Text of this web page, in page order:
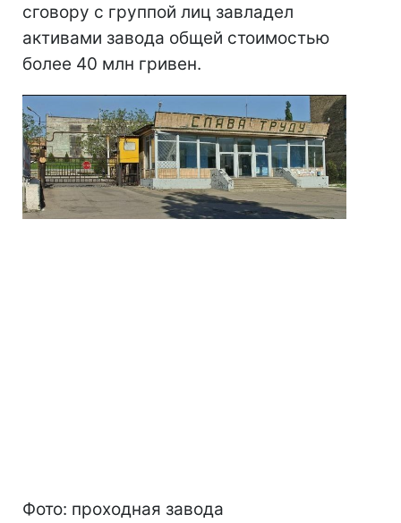
сговору с группой лиц завладел
активами завода общей стоимостью
более 40 млн гривен.
Фото: проходная завода